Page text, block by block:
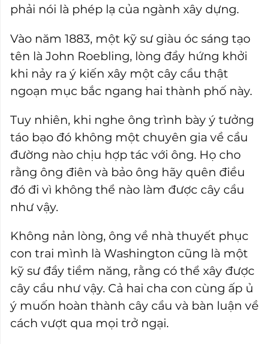
phải nói là phép lạ của ngành xây dựng.
Vào năm 1883, một kỹ sư giàu óc sáng tạo
tên là John Roebling, lòng đầy hứng khởi
khi nảy ra ý kiến xây một cây cầu thật
ngoạn mục bắc ngang hai thành phố này.
Tuy nhiên, khi nghe ông trình bày ý tưởng
táo bạo đó không một chuyên gia về cầu
đường nào chịu hợp tác với ông. Họ cho
rằng ông điên và bảo ông hãy quên điều
đó đi vì không thể nào làm được cây cầu
như vậy.
Không nản lòng, ông về nhà thuyết phục
con trai mình là Washington cũng là một
kỹ sư đầy tiềm năng, rằng có thể xây được
cây cầu như vậy. Cả hai cha con cùng ấp ủ
ý muốn hoàn thành cây cầu và bàn luận về
cách vượt qua mọi trở ngại.